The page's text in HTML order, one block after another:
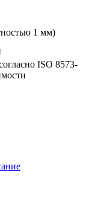
1 мм)
ISO 8573-